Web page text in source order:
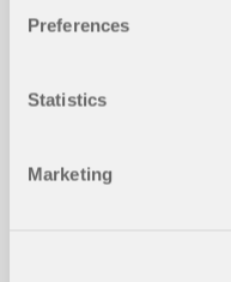
Preferences
Statistics
Marketing
internes. Cet article
pour réduire cette
Lire la suite
lorsqu'un élément
Captures d'écran
Coupe verticale 3D |